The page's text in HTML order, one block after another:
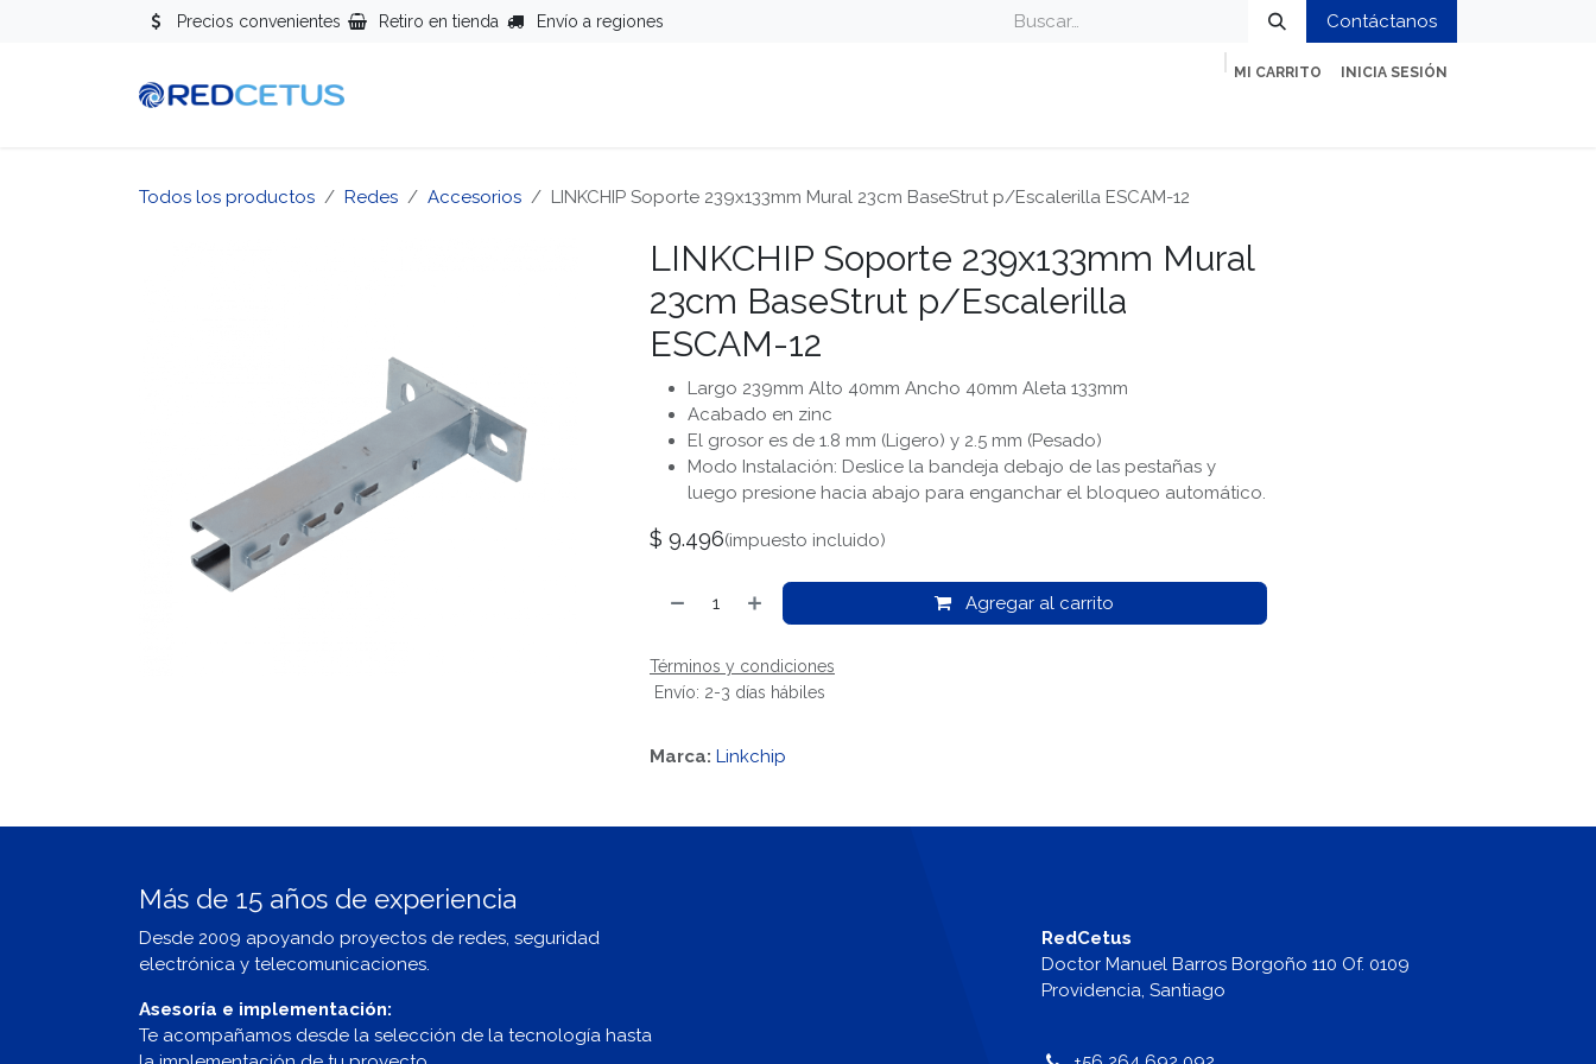
Precios convenientes Retiro en tienda Envío a regiones Contáctanos
MI CARRITO INICIA SESIÓN
Todos los productos Redes Accesorios LINKCHIP Soporte 239x133mm Mural 23cm BaseStrut p/Escalerilla ESCAM-12
LINKCHIP Soporte 239x133mm Mural
23cm BaseStrut p/Escalerilla
ESCAM-12
Largo 239mm Alto 40mm Ancho 40mm Aleta 133mm
Acabado en zinc
El grosor es de 1.8 mm (Ligero) y 2.5 mm (Pesado)
Modo Instalación: Deslice la bandeja debajo de las pestañas y
luego presione hacia abajo para enganchar el bloqueo automático.
$ 9.496(impuesto incluido)
Agregar al carrito
Términos y condiciones
Envío: 2-3 días hábiles
Marca: Linkchip
Más de 15 años de experiencia
Desde 2009 apoyando proyectos de redes, seguridad
electrónica y telecomunicaciones.
Asesoría e implementación:
Te acompañamos desde la selección de la tecnología hasta
RedCetus
Doctor Manuel Barros Borgoño 110 Of. 0109
Providencia, Santiago